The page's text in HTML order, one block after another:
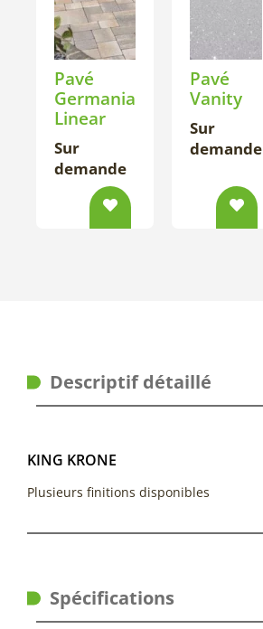
Pavé
Germania
Linear
Sur
demande
Pavé
Vanity
Sur
demande
Descriptif détaillé
KING KRONE
Plusieurs finitions disponibles
Spécifications